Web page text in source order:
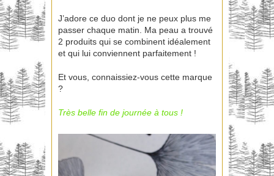
J’adore ce duo dont je ne peux plus me
passer chaque matin. Ma peau a trouvé
2 produits qui se combinent idéalement
et qui lui conviennent parfaitement !
Et vous, connaissiez-vous cette marque
?
Très belle fin de journée à tous !